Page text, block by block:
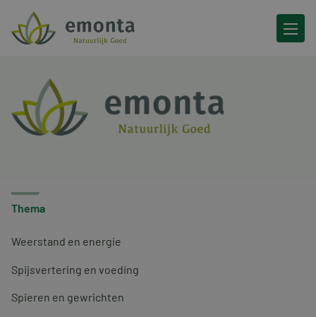
Ga naar de inhoud
Thema
Weerstand en energie
Spijsvertering en voeding
Spieren en gewrichten